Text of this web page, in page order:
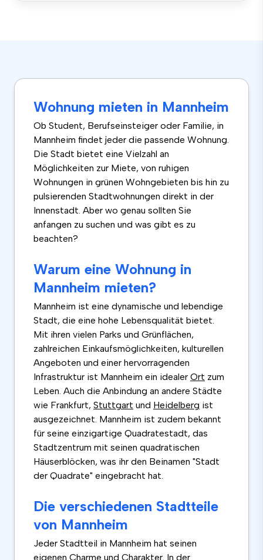
Wohnung mieten in Mannheim
Ob Student, Berufseinsteiger oder Familie, in
Mannheim findet jeder die passende Wohnung.
Die Stadt bietet eine Vielzahl an
Möglichkeiten zur Miete, von ruhigen
Wohnungen in grünen Wohngebieten bis hin zu
pulsierenden Stadtwohnungen direkt in der
Innenstadt. Aber wo genau sollten Sie
anfangen zu suchen und was gibt es zu
beachten?
Warum eine Wohnung in
Mannheim mieten?
Mannheim ist eine dynamische und lebendige
Stadt, die eine hohe Lebensqualität bietet.
Mit ihren vielen Parks und Grünflächen,
zahlreichen Einkaufsmöglichkeiten, kulturellen
Angeboten und einer hervorragenden
Infrastruktur ist Mannheim ein idealer Ort zum
Leben. Auch die Anbindung an andere Städte
wie Frankfurt, Stuttgart und Heidelberg ist
ausgezeichnet. Mannheim ist zudem bekannt
für seine einzigartige Quadratestadt, das
Stadtzentrum mit seinen quadratischen
Häuserblöcken, was ihr den Beinamen "Stadt
der Quadrate" eingebracht hat.
Die verschiedenen Stadtteile
von Mannheim
Jeder Stadtteil in Mannheim hat seinen
eigenen Charme und Charakter. In der